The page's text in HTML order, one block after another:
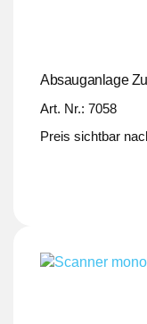
Absauganlage
Art. Nr.: 7058
Preis sichtbar